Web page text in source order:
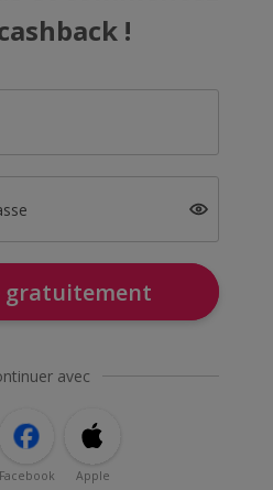
!
gratuitement
avec
Facebook Apple